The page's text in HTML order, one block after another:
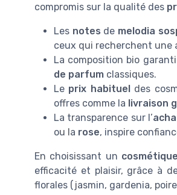
compromis sur la qualité des
Les notes de melodia
ceux qui recherchent une
La composition bio
de parfum classiques.
Le prix habitueldes
offres comme la livraison
La transparence sur l’
ou la rose, inspire
En choisissant un
efficacité et plaisir, grâce à
florales (jasmin, gardenia,